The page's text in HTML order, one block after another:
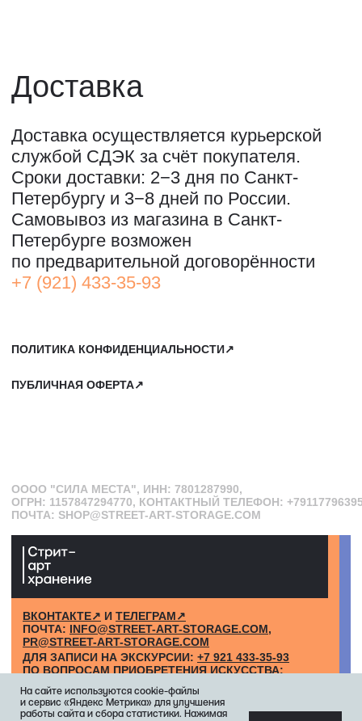
САНКТ-ПЕТЕРБУРГ, СЕВКАБЕЛЬ ПОРТ
КОЖЕВЕННАЯ УЛИЦА, 40Е
2-Й ЭТАЖ, ДОМОФОН 19#
ВКОНТАКТЕ↗
ПОЧТА:
INFO@STREET-ART-STORAGE.COM,
PR@STREET-ART-STORAGE.COM
ДЛЯ ЗАПИСИ НА ЭКСКУРСИИ:+7 921 433-35-93
ПО ВОПРОСАМ ПРИОБРЕТЕНИЯ ИСКУССТВА:
+7 911 779-63-95
На сайте используются cookie-файлы
и сервис «Яндекс Метрика» для улучшения
работы сайта и сбора статистики. Нажимая